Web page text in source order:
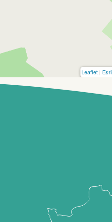
Leaflet | Esri